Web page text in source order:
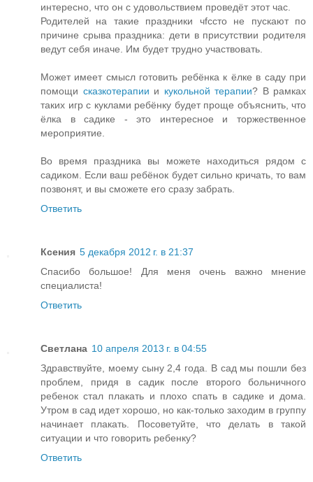
интересно, что он с удовольствием проведёт этот час.
Родителей на такие праздники чfcсто не пускают по
причине срыва праздника: дети в присутствии родителя
ведут себя иначе. Им будет трудно участвовать.
Может имеет смысл готовить ребёнка к ёлке в саду при
помощи сказкотерапии и кукольной терапии? В рамках
таких игр с куклами ребёнку будет проще объяснить, что
ёлка в садике - это интересное и торжественное
мероприятие.
Во время праздника вы можете находиться рядом с
садиком. Если ваш ребёнок будет сильно кричать, то вам
позвонят, и вы сможете его сразу забрать.
Ответить
Ксения 5 декабря 2012 г. в 21:37
Спасибо большое! Для меня очень важно мнение
специалиста!
Ответить
Светлана 10 апреля 2013 г. в 04:55
Здравствуйте, моему сыну 2,4 года. В сад мы пошли без
проблем, придя в садик после второго больничного
ребенок стал плакать и плохо спать в садике и дома.
Утром в сад идет хорошо, но как-только заходим в группу
начинает плакать. Посоветуйте, что делать в такой
ситуации и что говорить ребенку?
Ответить